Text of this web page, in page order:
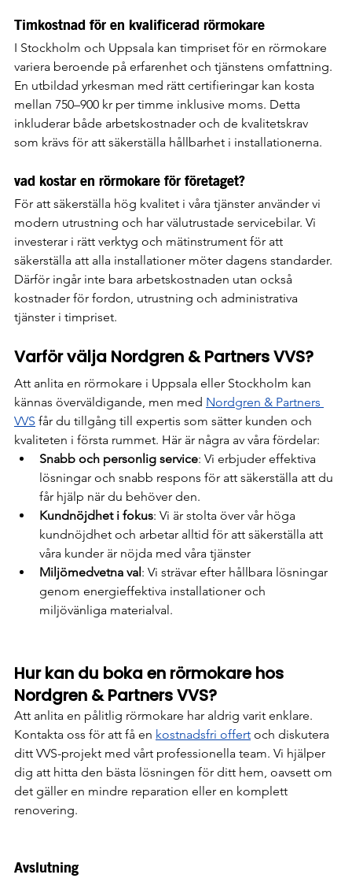
Timkostnad för en kvalificerad rörmokare
I Stockholm och Uppsala kan timpriset för en rörmokare
variera beroende på erfarenhet och tjänstens omfattning.
En utbildad yrkesman med rätt certifieringar kan kosta
mellan 750–900 kr per timme inklusive moms. Detta
inkluderar både arbetskostnader och de kvalitetskrav
som krävs för att säkerställa hållbarhet i installationerna.
vad kostar en rörmokare för företaget?
För att säkerställa hög kvalitet i våra tjänster använder vi
modern utrustning och har välutrustade servicebilar. Vi
investerar i rätt verktyg och mätinstrument för att
säkerställa att alla installationer möter dagens standarder.
Därför ingår inte bara arbetskostnaden utan också
kostnader för fordon, utrustning och administrativa
tjänster i timpriset.
Varför välja Nordgren & Partners VVS?
Att anlita en rörmokare i Uppsala eller Stockholm kan
kännas överväldigande, men med Nordgren & Partners
VVS får du tillgång till expertis som sätter kunden och
kvaliteten i första rummet. Här är några av våra fördelar:
Snabb och personlig service: Vi erbjuder effektiva
lösningar och snabb respons för att säkerställa att du
får hjälp när du behöver den.
Kundnöjdhet i fokus: Vi är stolta över vår höga
kundnöjdhet och arbetar alltid för att säkerställa att
våra kunder är nöjda med våra tjänster
Miljömedvetna val: Vi strävar efter hållbara lösningar
genom energieffektiva installationer och
miljövänliga materialval.
Hur kan du boka en rörmokare hos
Nordgren & Partners VVS?
Att anlita en pålitlig rörmokare har aldrig varit enklare.
Kontakta oss för att få en kostnadsfri offert och diskutera
ditt VVS-projekt med vårt professionella team. Vi hjälper
dig att hitta den bästa lösningen för ditt hem, oavsett om
det gäller en mindre reparation eller en komplett
renovering.
Avslutning